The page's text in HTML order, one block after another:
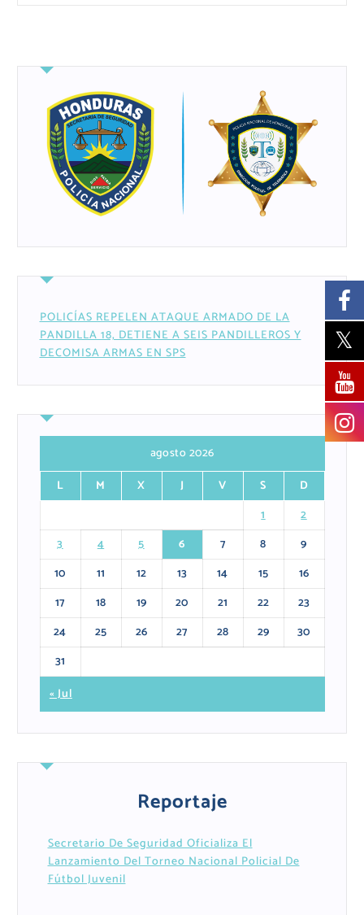
POLICÍAS REPELEN ATAQUE ARMADO DE LA
PANDILLA 18, DETIENE A SEIS PANDILLEROS Y
DECOMISA ARMAS EN SPS
agosto 2026
L
M X J V S
D
1
2
3
4 5 6 7 8
9
10
11 12 13 14 15
16
17
18 19 20 21 22
23
24
25 26 27 28 29
30
31
« Jul
Reportaje
Secretario De Seguridad Oficializa El
Lanzamiento Del Torneo Nacional Policial De
Fútbol Juvenil